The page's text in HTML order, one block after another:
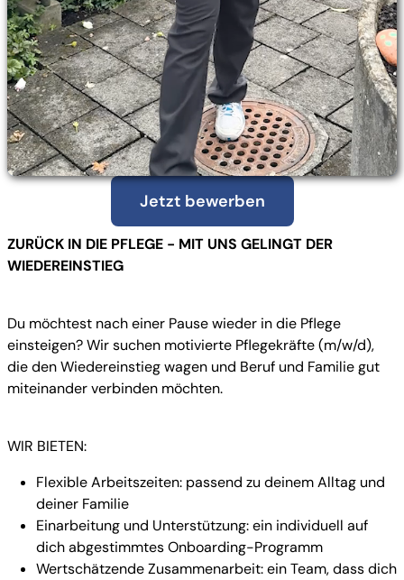
ZURÜCK IN DIE PFLEGE - MIT UNS GELINGT DER
WIEDEREINSTIEG
Du möchtest nach einer Pause wieder in die Pflege
einsteigen? Wir suchen motivierte Pflegekräfte (m/w/d),
die den Wiedereinstieg wagen und Beruf und Familie gut
miteinander verbinden möchten.
WIR BIETEN:
Flexible Arbeitszeiten: passend zu deinem Alltag und
deiner Familie
Einarbeitung und Unterstützung: ein individuell auf
dich abgestimmtes Onboarding-Programm
Wertschätzende Zusammenarbeit: ein Team, dass dich
Jetzt bewerben